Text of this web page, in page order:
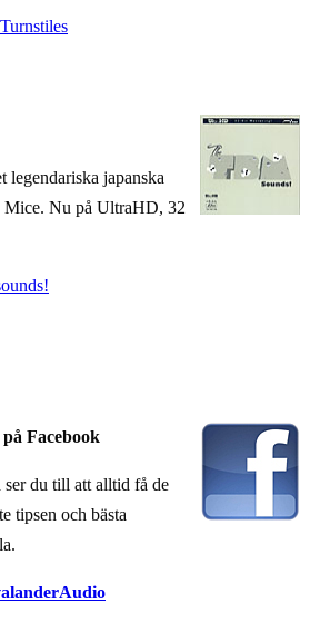
legendariska japanska
Nu på UltraHD, 32
Facebook
ser du till att alltid få de
tipsen och bästa